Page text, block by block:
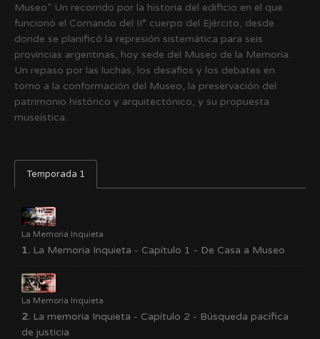
Museo” Un recorrido por la historia del edificio en el que
funcionó el Comando del II° cuerpo del Ejército, desde
donde se planificó la represión sistemática para seis
provincias argentinas, hoy sede del Museo de la Memoria.
Un repaso por las luchas, los desafíos y los debates en
torno a la conformación del Museo, la preservación del
patrimonio histórico y arquitectónico, y su propuesta
museística.
Temporada 1
La Memoria Inquieta
1. La Memoria Inquieta - Capítulo 1 - De Casa a Museo
La Memoria Inquieta
2. La memoria Inquieta - Capítulo 2 - Búsqueda pacífica
de justicia